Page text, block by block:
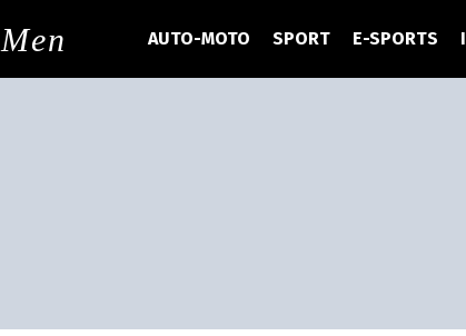
Men AUTO-MOTO SPORT E-SPORTS